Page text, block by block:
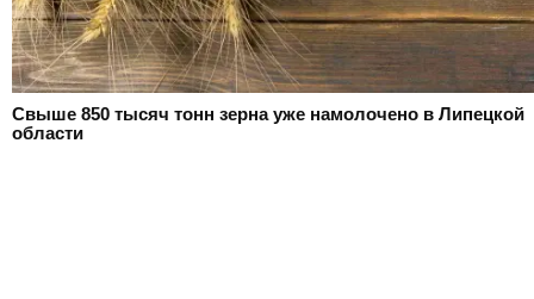
Свыше 850 тысяч тонн зерна уже намолочено в Липецкой
области